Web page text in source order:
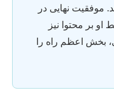
موفقیت نهایی در
بر محتوا نیز
بخش اعظم راه را